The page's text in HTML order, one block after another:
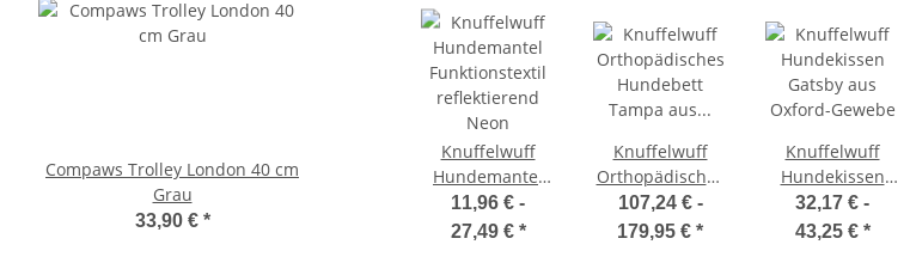
Knuffelwuff
Hundemantel
Funktionstextil
reflektierend
11,96 € -
27,49 € *
Knuffelwuff
Orthopädisches
Hundebett
Tampa aus
107,24 € -
179,95 € *
Knuffelwuff
Hundekissen
Gatsby aus
Oxford-Gewebe
32,17 € -
43,25 € *
Compaws Trolley London 40 cm
Grau
33,90 € *
Pawise Pet Trolley Bag
33,30 €*